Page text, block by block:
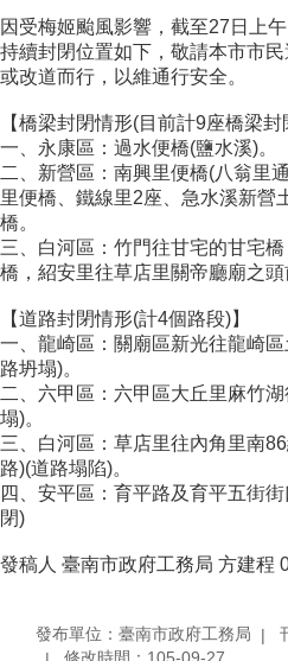
因受梅姬颱風影響，截至27日上
持續封閉位置如下，敬請本市市
或改道而行，以維通行安全。
【橋梁封閉情形(目前計9座橋梁封
一、永康區：過水便橋(鹽水溪)。
二、新營區：南興里便橋(八翁里
里便橋、鐵線里2座、急水溪新營
橋。
三、白河區：竹門往甘宅的甘宅
橋，紹安里往草店里關帝廳廟之
【道路封閉情形(計4個路段)】
一、龍崎區：關廟區新光往龍崎
路坍塌)。
二、六甲區：六甲區大丘里麻竹
塌)。
三、白河區：草店里往內角里南
路)(道路塌陷)。
四、安平區：育平路及育平五街
閉)
發稿人 臺南市政府工務局 方建程
發布單位：臺南市政府工務局